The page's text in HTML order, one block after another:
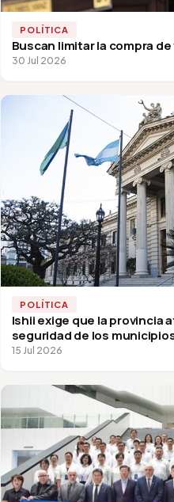
POLÍTICA
Buscan limitar la compra
30 Jul 2026
POLÍTICA
Ishii exige que la provincia
seguridad de los
15 Jul 2026